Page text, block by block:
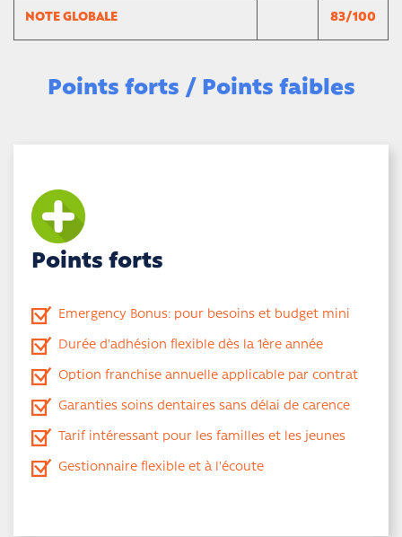
NOTE GLOBALE 83/100
Points forts / Points faibles
Points forts
Emergency Bonus: pour besoins et budget mini
Durée d'adhésion flexible dès la 1ère année
Option franchise annuelle applicable par contrat
Garanties soins dentaires sans délai de carence
Tarif intéressant pour les familles et les jeunes
Gestionnaire flexible et à l'écoute